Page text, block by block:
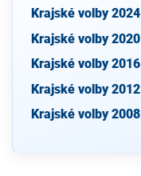
Krajské volby 2024
Krajské volby 2020
Krajské volby 2016
Krajské volby 2012
Krajské volby 2008